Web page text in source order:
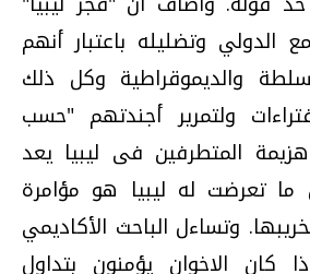
الدولي وتضليله باعتبار أنهم
والديموقراطية وكل ذلك
ولتمرير أجندتهم "حسب
المتطرفين فى ليبيا يعد
ما تعرضت له ليبيا هو مؤامرة
وتساءل الباحث الأكاديمي
كان الاخوان يؤمنون بتداول